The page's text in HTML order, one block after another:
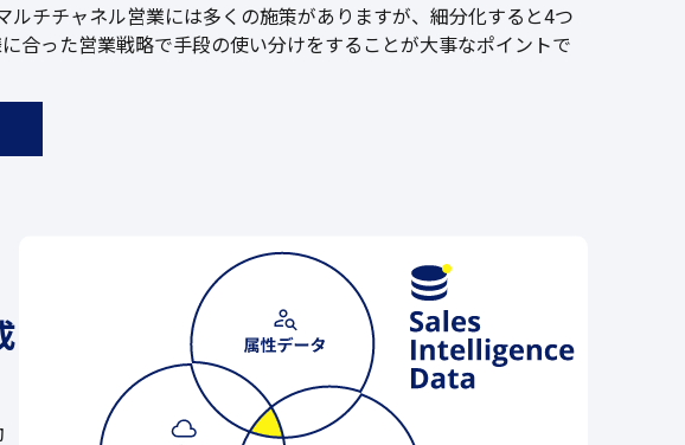
ルチチャネル営業には多くの施策がありますが、細分化すると4つ
合った営業戦略で手段の使い分けをすることが大事なポイントで